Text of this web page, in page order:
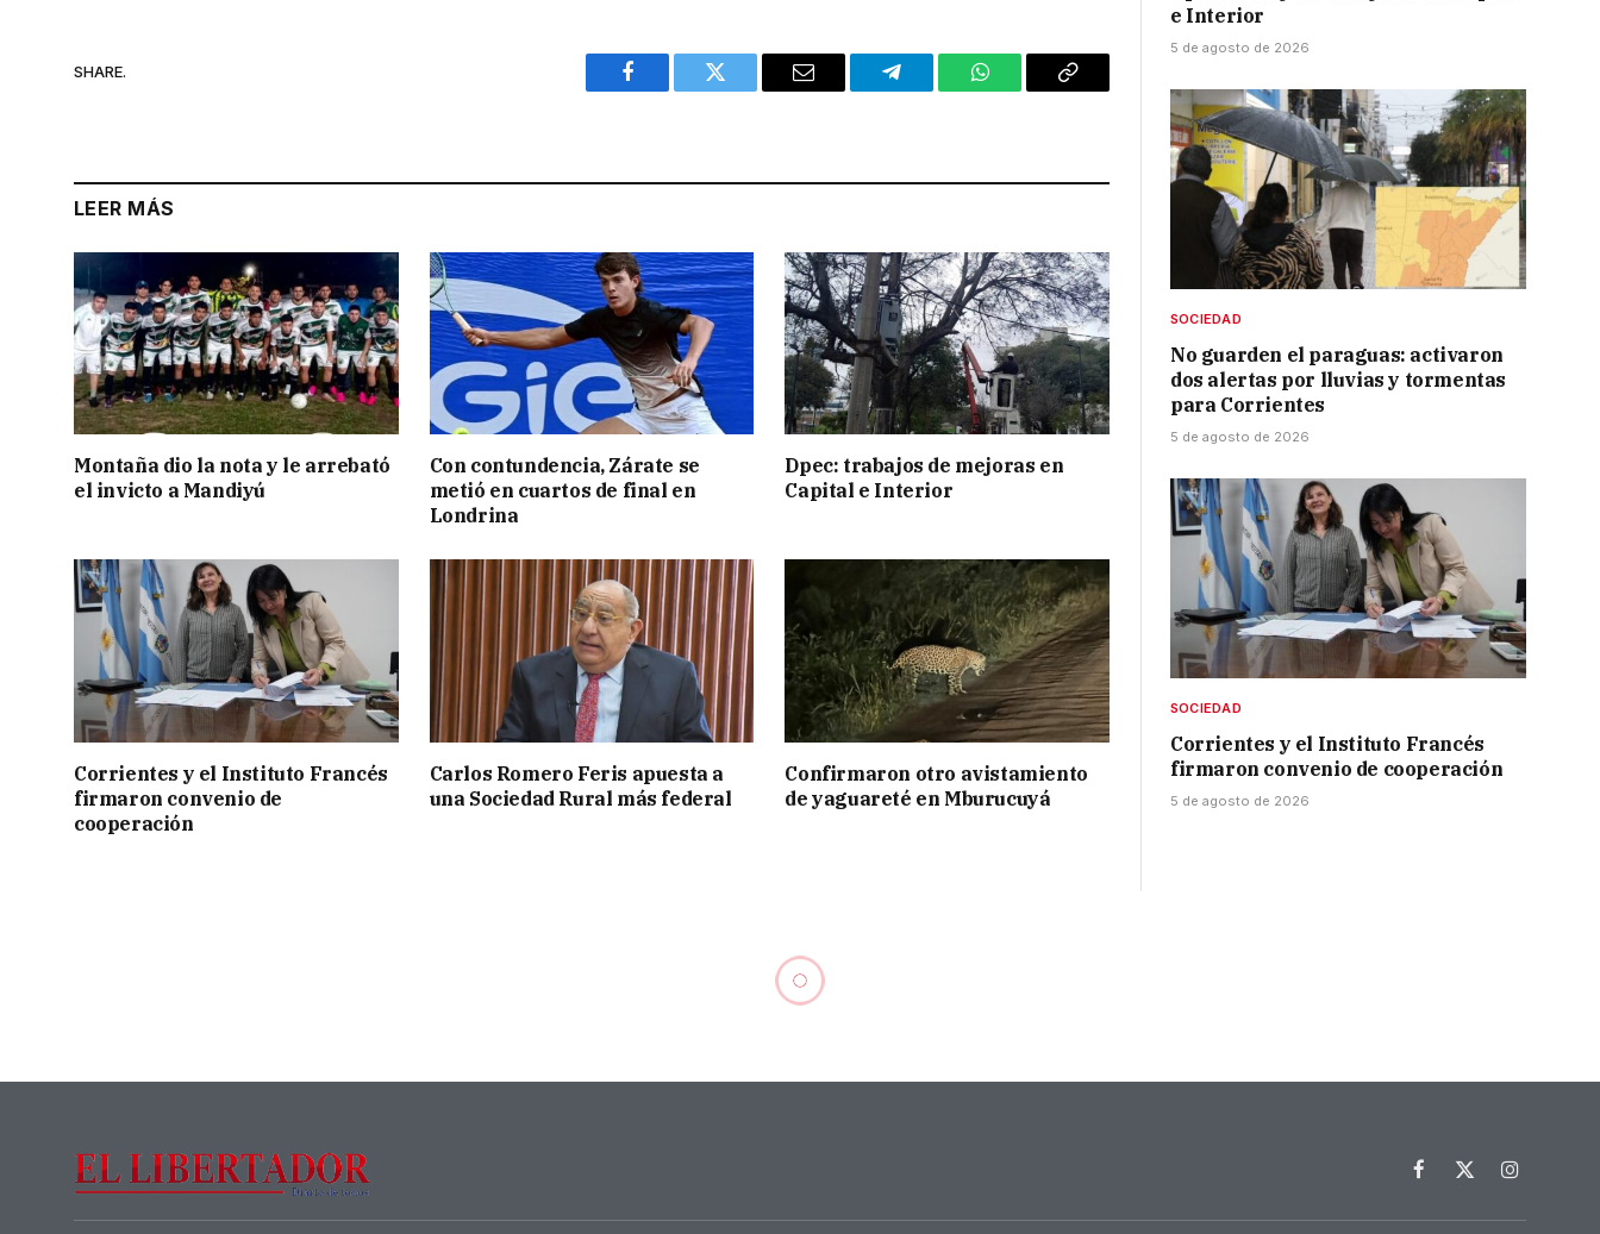
SHARE.
Facebook Twitter Email Telegram WhatsAppCopy
LEER MÁS
Montaña dio la nota y le arrebató
el invicto a Mandiyú
Con contundencia, Zárate se
metió en cuartos de final en
Londrina
Dpec: trabajos de mejoras en
Capital e Interior
Corrientes y el Instituto Francés
firmaron convenio de
cooperación
Carlos Romero Feris apuesta a
una Sociedad Rural más federal
Confirmaron otro avistamiento
de yaguareté en Mburucuyá
e Interior
5 de agosto de 2026
SOCIEDAD
No guarden el paraguas: activaron
dos alertas por lluvias y tormentas
para Corrientes
5 de agosto de 2026
SOCIEDAD
Corrientes y el Instituto Francés
firmaron convenio de cooperación
5 de agosto de 2026
Facebook
X
Instagram